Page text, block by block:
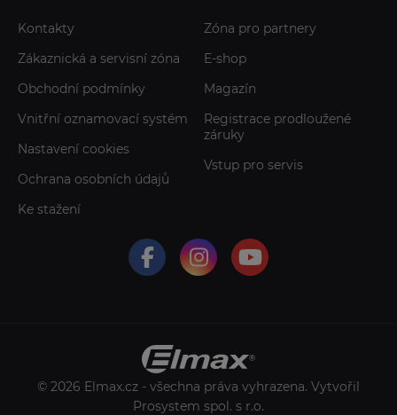
Kontakty
Zákaznická a servisní zóna
Obchodní podmínky
Vnitřní oznamovací systém
Nastavení cookies
Ochrana osobních údajů
Ke stažení
Zóna pro partnery
E-shop
Magazín
Registrace prodloužené
záruky
Vstup pro servis
© 2026 Elmax.cz - všechna práva vyhrazena. Vytvořil
Prosystem spol. s r.o.